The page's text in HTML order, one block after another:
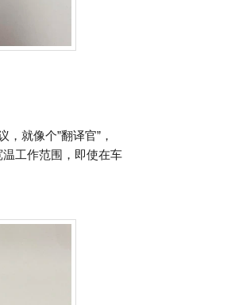
就像个”翻译官”，
工作范围，即使在车